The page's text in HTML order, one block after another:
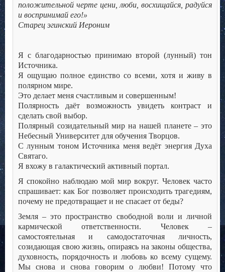
положительной черте цени, люби, восхищайся, радуйся
и воспринимай его!»
Старец эгинский Иероним
Я с благодарностью принимаю второй (лунный) тон
Источника.
Я ощущаю полное единство со всеми, хотя и живу в
полярном мире.
Это делает меня счастливым и совершенным!
Полярность даёт возможность увидеть контраст и
сделать свой выбор.
Полярный созидательный мир на нашей планете – это
Небесный Университет для обучения Творцов.
С лунным тоном Источника меня ведёт энергия Духа
Святаго.
Я вхожу в галактический активный портал.
Я спокойно наблюдаю мой мир вокруг. Человек часто
спрашивает: как Бог позволяет происходить трагедиям,
почему не предотвращает и не спасает от беды?
Земля – это пространство свободной воли и личной
кармической ответственности. Человек –
самостоятельная и самодостаточная личность,
созидающая свою жизнь, опираясь на законы общества,
духовность, порядочность и любовь ко всему сущему.
Мы снова и снова говорим о любви! Потому что